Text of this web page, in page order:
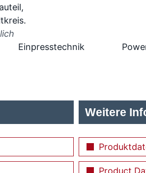
Einpresstechnik
Weitere
Product